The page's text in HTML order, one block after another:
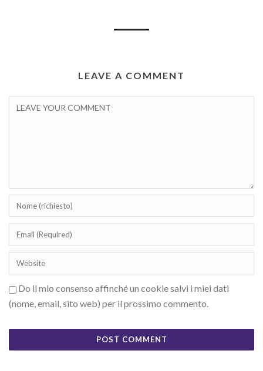
LEAVE A COMMENT
Do il mio consenso affinché un cookie salvi i miei dati
(nome, email, sito web) per il prossimo commento.